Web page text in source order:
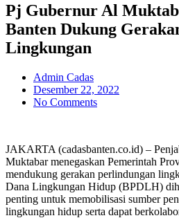
Pj Gubernur Al
Banten Dukung
Lingkungan
Admin Cadas
Desember 22, 2022
No Comments
JAKARTA (cadasbanten.co.id) –
Muktabar menegaskan Pemerintah
mendukung gerakan perlindungan
Dana Lingkungan Hidup (BPDLH)
penting untuk memobilisasi sumber
lingkungan hidup serta dapat